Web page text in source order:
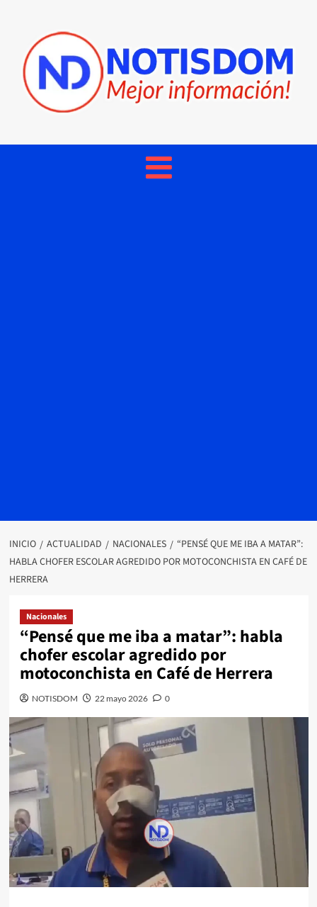
INICIO ACTUALIDAD NACIONALES
“PENSÉ QUE ME IBA A MATAR”:
HABLA CHOFER ESCOLAR AGREDIDO POR MOTOCONCHISTA EN CAFÉ DE
HERRERA
Nacionales
“Pensé que me iba a matar”: habla
chofer escolar agredido por
motoconchista en Café de Herrera
NOTISDOM 22 mayo 2026 0